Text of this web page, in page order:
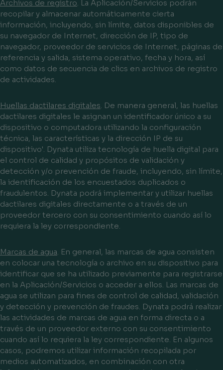
Archivos de registro. La Aplicación/Servicios podrán
recopilar y almacenar automáticamente cierta
información, incluyendo, sin límite, datos disponibles de
su navegador de Internet, dirección de IP, tipo de
navegador, proveedor de servicios de Internet, páginas de
referencia y salida, sistema operativo, fecha y hora, así
como datos de secuencia de clics en archivos de registro
de actividades.
Huellas dactilares digitales. De manera general, las huellas
dactilares digitales le asignan un identificador único a su
dispositivo o computadora utilizando la configuración
técnica, las características y la dirección IP de su
dispositivo'. Dynata utiliza tecnología de huella digital para
el control de calidad y propósitos de validación y
detección y/o prevención de fraude, incluyendo, sin límite,
la identificación de los encuestados duplicados o
fraudulentos. Dynata podrá implementar y utilizar huellas
dactilares digitales directamente o a través de un
proveedor tercero con su consentimiento cuando así lo
requiera la ley correspondiente.
Marcas de agua. En general, las marcas de agua consisten
en colocar una tecnología o archivo en su dispositivo para
identificar que se ha utilizado previamente para registrarse
en la Aplicación/Servicios o acceder a ellos. Las marcas de
agua se utilizan para fines de control de calidad, validación
y detección y prevención de fraudes. Dynata podrá realizar
las actividades de marcas de agua en forma directa o a
través de un proveedor externo con su consentimiento
cuando así lo requiera la ley correspondiente. En algunos
casos, podremos utilizar información recopilada por
medios automatizados, en combinación con otra